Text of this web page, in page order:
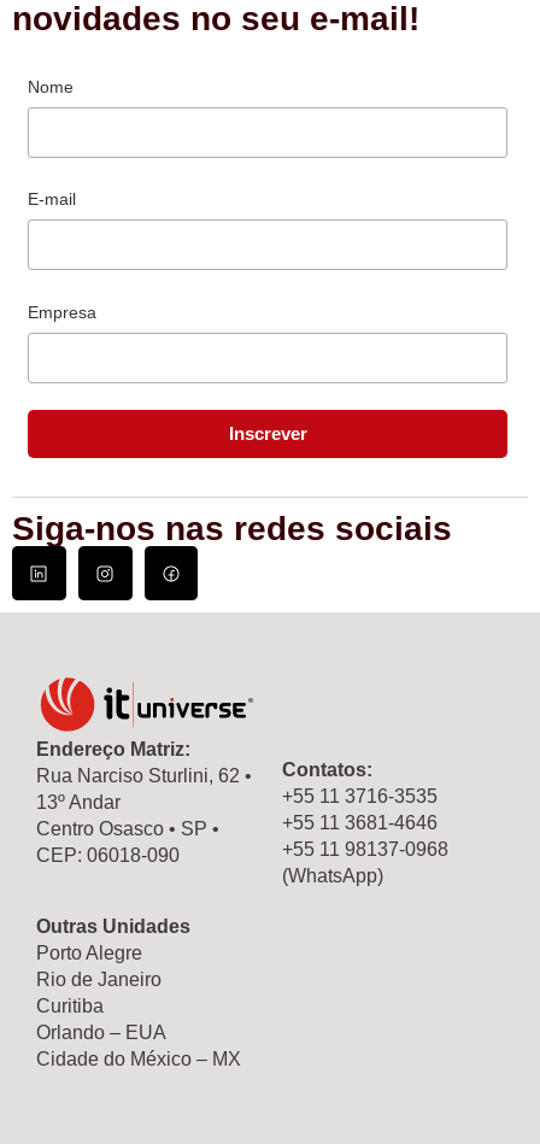
novidades no seu e-mail!
Nome
E-mail
Empresa
Siga-nos nas redes sociais
Endereço Matriz:
Rua Narciso Sturlini, 62 •
13º Andar
Centro Osasco • SP •
CEP: 06018-090
Outras Unidades
Porto Alegre
Rio de Janeiro
Curitiba
Orlando – EUA
Cidade do México – MX
Contatos:
+55 11 3716-3535
+55 11 3681-4646
+55 11 98137-0968
(WhatsApp)